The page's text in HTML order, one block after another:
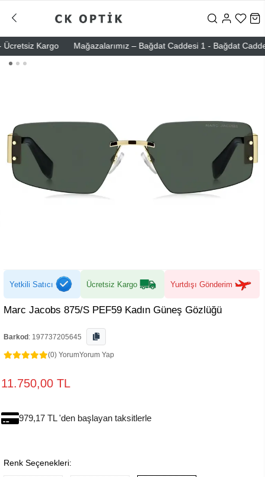
Kargo Mağazalarımız – Bağdat Caddesi 1 - Bağdat
Yetkili Satıcı Ücretsiz Kargo Yurtdışı Gönderim
Marc Jacobs 875/S PEF59 Kadın Güneş Gözlüğü
Barkod : 197737205645
(0) YorumYorum Yap
11.750,00 TL
979,17 TL 'den başlayan taksitlerle
Renk Seçenekleri: